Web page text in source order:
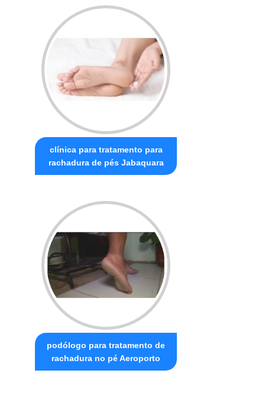
clínica para tratamento para
rachadura de pés Jabaquara
podólogo para tratamento de
rachadura no pé Aeroporto